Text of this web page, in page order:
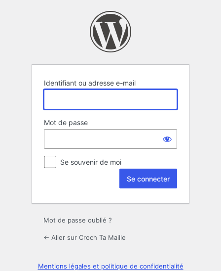
Identifiant ou adresse e-mail
Mot de passe
Se souvenir de moi
Mot de passe oublié ?
← Aller sur Croch Ta Maille
Mentions légales et politique de confidentialité